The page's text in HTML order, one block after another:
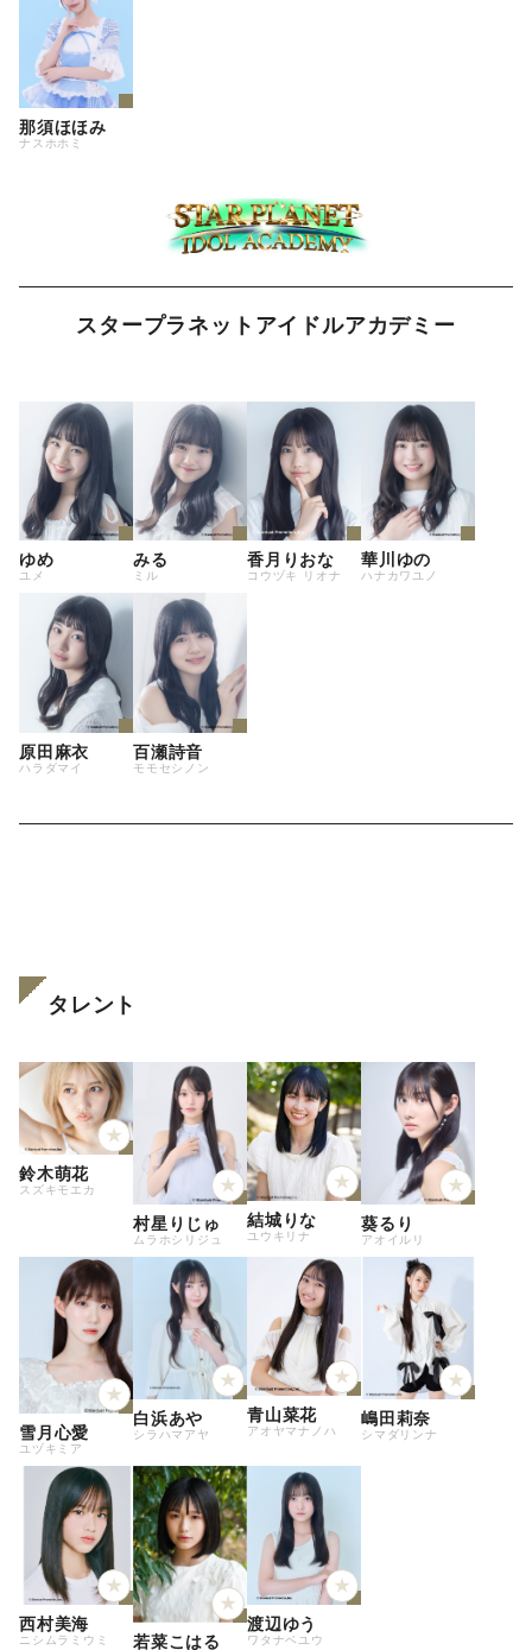
那須ほほみ
ナスホホミ
スタープラネットアイドルアカデミー
ゆめ
ユメ
みる
ミル
香月りおな
コウヅキ リオナ
華川ゆの
ハナカワユノ
原田麻衣
ハラダマイ
百瀬詩音
モモセシノン
タレント
鈴木萌花
スズキモエカ
村星りじゅ
ムラホシリジュ
結城りな
ユウキリナ
葵るり
アオイルリ
雪月心愛
ユヅキミア
白浜あや
シラハマアヤ
青山菜花
アオヤマナノハ
嶋田莉奈
シマダリンナ
西村美海
ニシムラミウミ 若菜こはる
渡辺ゆう
ワタナベユウ